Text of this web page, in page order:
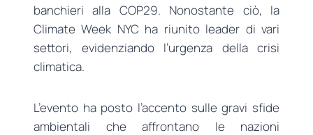
banchieri alla COP29. Nonostante ciò, la
Climate Week NYC ha riunito leader di vari
settori, evidenziando l’urgenza della crisi
climatica.
L’evento ha posto l’accento sulle gravi sfide
ambientali che affrontano le nazioni